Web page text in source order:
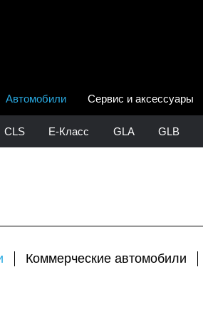
Автомобили Сервис и аксессуары
CLS E-Класс GLA GLB
Коммерческие автомобили